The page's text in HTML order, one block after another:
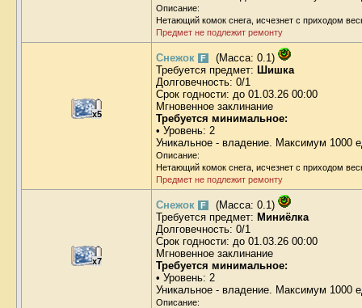
Описание:
Нетающий комок снега, исчезнет с приходом
Предмет не подлежит ремонту
x5
Снежок F
(Масса: 0.1)
Требуется предмет: Шишка
Долговечность: 0/1
Срок годности: до 01.03.26 00:00
Мгновенное заклинание
Требуется минимальное:
• Уровень: 2
Уникальное - владение. Максимум 1000
Описание:
Нетающий комок снега, исчезнет с приходом
Предмет не подлежит ремонту
x7
Снежок F
(Масса: 0.1)
Требуется предмет: Миниёлка
Долговечность: 0/1
Срок годности: до 01.03.26 00:00
Мгновенное заклинание
Требуется минимальное:
• Уровень: 2
Уникальное - владение. Максимум 1000
Описание: